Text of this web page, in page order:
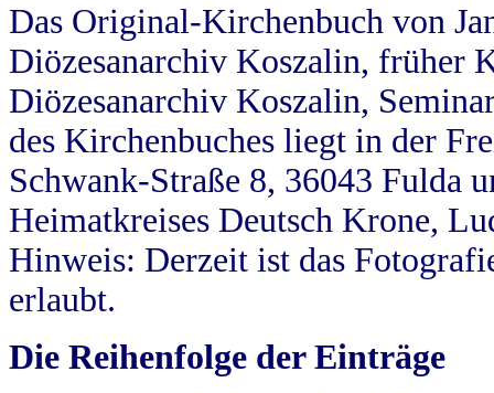
Das Original-Kirchenbuch von
Diözesanarchiv Koszalin, früher
Diözesanarchiv Koszalin,
des Kirchenbuches liegt in der
Schwank-Straße 8, 36043 Fulda
Heimatkreises Deutsch Krone,
Hinweis: Derzeit ist das
erlaubt.
Die Reihenfolge der Einträge